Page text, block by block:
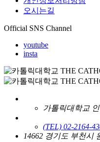
오시는길
Official SNS Channel
youtube
insta
가톨릭대학교
(TEL) 02-2164-
14662 경기도 부천시